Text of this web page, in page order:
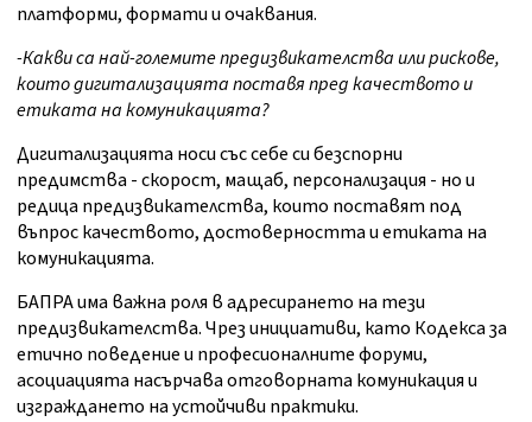
платформи, формати и очаквания.
-Какви са най-големите предизвикателства или рискове,
които дигитализацията поставя пред качеството и
етиката на комуникацията?
Дигитализацията носи със себе си безспорни
предимства - скорост, мащаб, персонализация - но и
редица предизвикателства, които поставят под
въпрос качеството, достоверността и етиката на
комуникацията.
БАПРА има важна роля в адресирането на тези
предизвикателства. Чрез инициативи, като Кодекса за
етично поведение и професионалните форуми,
асоциацията насърчава отговорната комуникация и
изграждането на устойчиви практики.